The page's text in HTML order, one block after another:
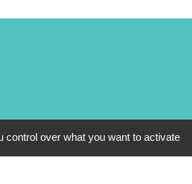
over what you want to activate